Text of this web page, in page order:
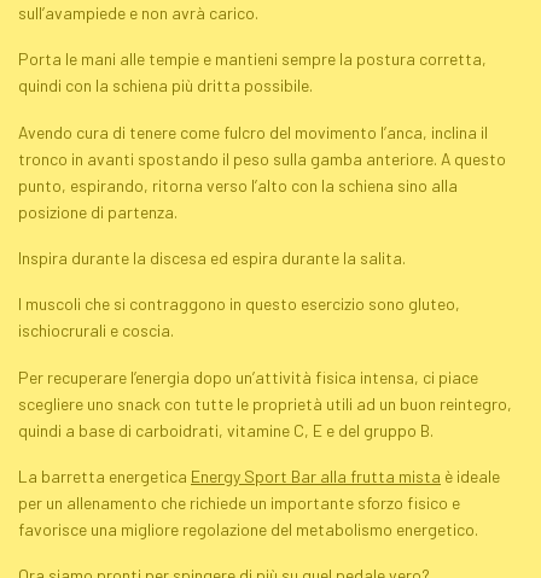
sull’avampiede e non avrà carico.
Porta le mani alle tempie e mantieni sempre la postura corretta,
quindi con la schiena più dritta possibile.
Avendo cura di tenere come fulcro del movimento l’anca, inclina il
tronco in avanti spostando il peso sulla gamba anteriore. A questo
punto, espirando, ritorna verso l’alto con la schiena sino alla
posizione di partenza.
Inspira durante la discesa ed espira durante la salita.
I muscoli che si contraggono in questo esercizio sono gluteo,
ischiocrurali e coscia.
Per recuperare l’energia dopo un’attività fisica intensa, ci piace
scegliere uno snack con tutte le proprietà utili ad un buon reintegro,
quindi a base di carboidrati, vitamine C, E e del gruppo B.
La barretta energetica Energy Sport Bar alla frutta mista è ideale
per un allenamento che richiede un importante sforzo fisico e
favorisce una migliore regolazione del metabolismo energetico.